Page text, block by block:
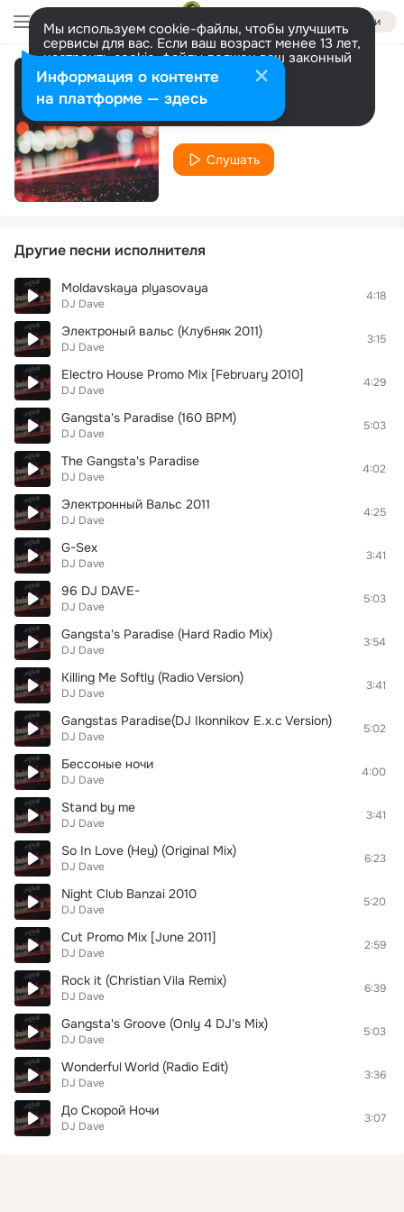
Войти
Мы используем cookie-файлы, чтобы улучшить
сервисы для вас. Если ваш возраст менее 13 лет,
настроить cookie-файлы должен ваш законный
представитель. Больше информации
Разрешить все Настроить
If I Could Be You
DJ Dave
Слушать
Другие песни исполнителя
Moldavskaya plyasovaya
DJ Dave
4:18
Электроный вальс (Клубняк 2011)
DJ Dave
3:15
Electro House Promo Mix [February 2010]
DJ Dave
4:29
Gangsta's Paradise (160 BPM)
DJ Dave
5:03
The Gangsta's Paradise
DJ Dave
4:02
Электронный Вальс 2011
DJ Dave
4:25
G-Seх
DJ Dave
3:41
96 DJ DAVE-
DJ Dave
5:03
Gangsta's Paradise (Hard Radio Mix)
DJ Dave
3:54
Killing Me Softly (Radio Version)
DJ Dave
3:41
Gangstas Paradise(DJ Ikonnikov E.x.c Version)
DJ Dave
5:02
Бессоные ночи
DJ Dave
4:00
Stand by me
DJ Dave
3:41
So In Love (Hey) (Original Mix)
DJ Dave
6:23
Night Club Banzai 2010
DJ Dave
5:20
Cut Promo Mix [June 2011]
DJ Dave
2:59
Rock it (Christian Vila Remix)
DJ Dave
6:39
Gangsta's Groove (Only 4 DJ's Mix)
DJ Dave
5:03
Wonderful World (Radio Edit)
DJ Dave
3:36
До Скорой Ночи
DJ Dave
3:07
Информация о контенте
на платформе — здесь